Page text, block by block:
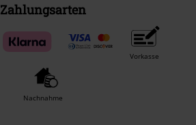
Zahlungsarten
Vorkasse
Nachnahme